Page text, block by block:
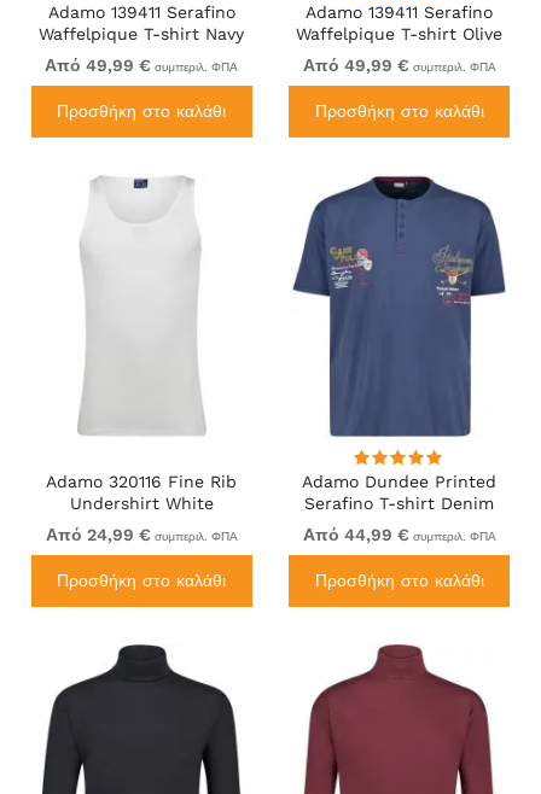
Adamo 139411 Serafino
Waffelpique T-shirt Navy
Από 49,99 € συμπεριλ. ΦΠΑ
Προσθήκη στο καλάθι
Adamo 139411 Serafino
Waffelpique T-shirt Olive
Green
Από 49,99 € συμπεριλ. ΦΠΑ
Προσθήκη στο καλάθι
Adamo 320116 Fine Rib
Undershirt White
Από 24,99 € συμπεριλ. ΦΠΑ
Προσθήκη στο καλάθι
Adamo Dundee Printed
Serafino T-shirt Denim
Blue
Από 44,99 € συμπεριλ. ΦΠΑ
Προσθήκη στο καλάθι